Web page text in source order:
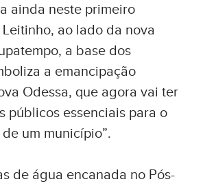
ainda neste primeiro
ao lado da nova
a base dos
a emancipação
Odessa, que agora vai ter
públicos essenciais para o
um município”.
de água encanada no Pós-